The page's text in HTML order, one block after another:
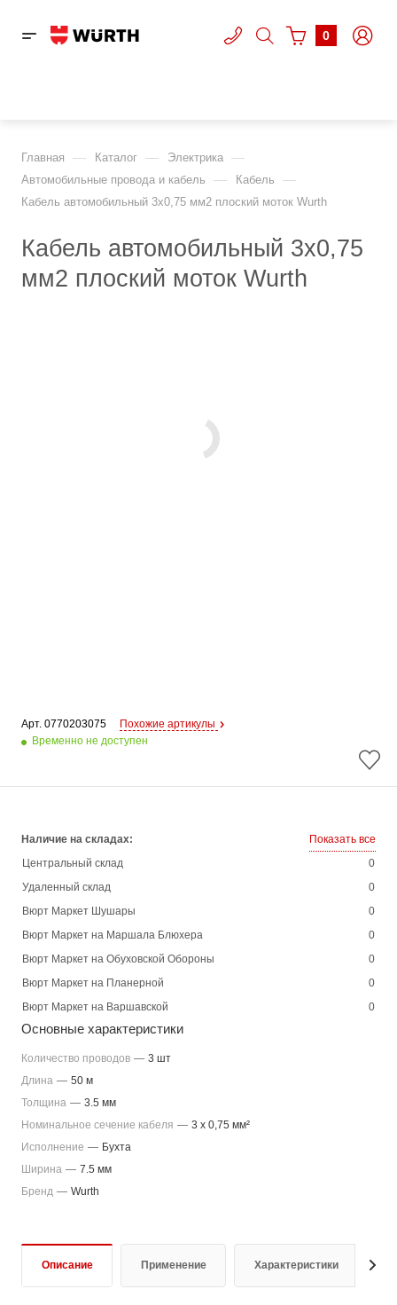
0
Главная — Каталог — Электрика —
Автомобильные провода и кабель — Кабель —
Кабель автомобильный 3х0,75 мм2 плоский моток Wurth
Кабель автомобильный 3х0,75
мм2 плоский моток Wurth
Арт. 0770203075
Похожие артикулы
Временно не доступен
Наличие на складах:
Показать все
Центральный склад
0
Удаленный склад
0
Вюрт Маркет Шушары
0
Вюрт Маркет на Маршала Блюхера
0
Вюрт Маркет на Обуховской Обороны
0
Вюрт Маркет на Планерной
0
Вюрт Маркет на Варшавской
0
Основные характеристики
Количество проводов — 3 шт
Длина — 50 м
Толщина — 3.5 мм
Номинальное сечение кабеля — 3 x 0,75 мм²
Исполнение — Бухта
Ширина — 7.5 мм
Бренд — Wurth
Описание Применение Характеристики